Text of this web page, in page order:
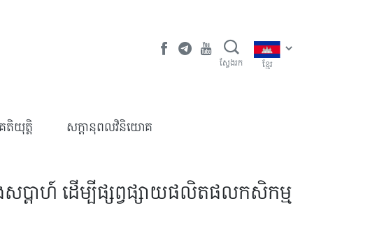
ស្វែងរក ខ្មែរ
តិយុត្តិ ​សក្តានុពលវិនិយោគ
ងសប្តាហ៍ ដើម្បីផ្សព្វផ្សាយផលិតផលកសិកម្ម